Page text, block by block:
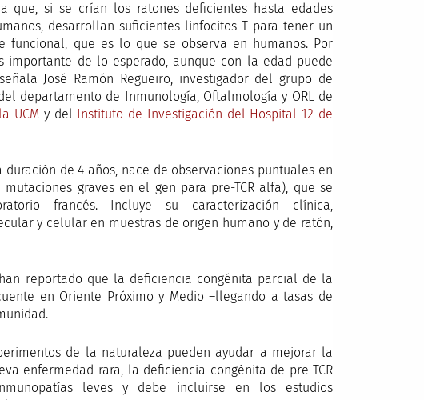
que, si se crían los ratones deficientes hasta edades
desarrollan suficientes linfocitos T para tener un
funcional, que es lo que se observa en humanos. Por
importante de lo esperado, aunque con la edad puede
José Ramón Regueiro, investigador del grupo de
departamento de Inmunología, Oftalmología y ORL de
UCMy del
Instituto de Investigación del Hospital 12 de
duración de 4 años, nace de observaciones puntuales en
graves en el gen para pre-TCR alfa), que se
francés. Incluye su caracterización clínica,
y celular en muestras de origen humano y de ratón,
reportado que la deficiencia congénita parcial de la
en Oriente Próximo y Medio –llegando a tasas de
de la naturaleza pueden ayudar a mejorar la
enfermedad rara, la deficiencia congénita de pre-TCR
leves y debe incluirse en los estudios